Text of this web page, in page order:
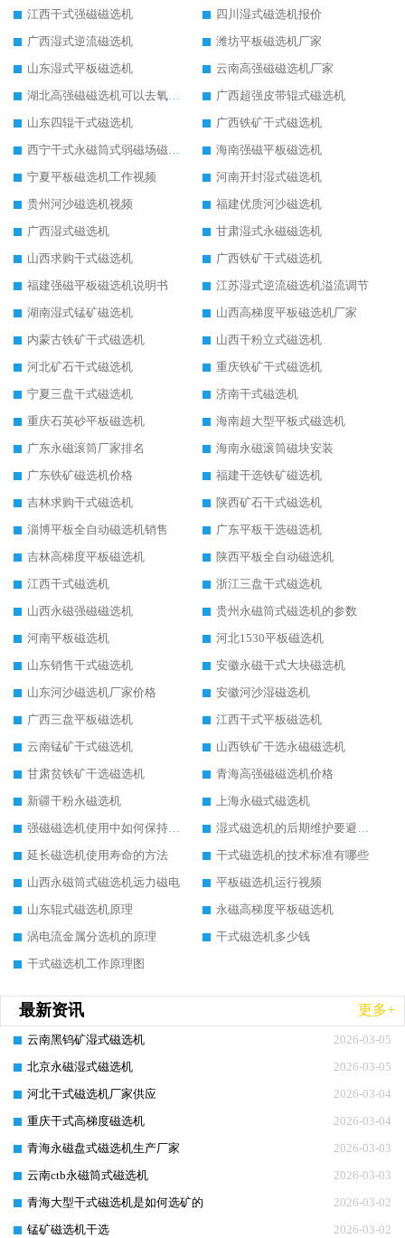
江西干式强磁磁选机
四川湿式磁选机报价
广西湿式逆流磁选机
潍坊平板磁选机厂家
山东湿式平板磁选机
云南高强磁磁选机厂家
湖北高强磁磁选机可以去氧化铝
广西超强皮带辊式磁选机
山东四辊干式磁选机
广西铁矿干式磁选机
西宁干式永磁筒式弱磁场磁选机结构图
海南强磁平板磁选机
宁夏平板磁选机工作视频
河南开封湿式磁选机
贵州河沙磁选机视频
福建优质河沙磁选机
广西湿式磁选机
甘肃湿式永磁磁选机
山西求购干式磁选机
广西铁矿干式磁选机
福建强磁平板磁选机说明书
江苏湿式逆流磁选机溢流调节
湖南湿式锰矿磁选机
山西高梯度平板磁选机厂家
内蒙古铁矿干式磁选机
山西干粉立式磁选机
河北矿石干式磁选机
重庆铁矿干式磁选机
宁夏三盘干式磁选机
济南干式磁选机
重庆石英砂平板磁选机
海南超大型平板式磁选机
广东永磁滚筒厂家排名
海南永磁滚筒磁块安装
广东铁矿磁选机价格
福建干选铁矿磁选机
吉林求购干式磁选机
陕西矿石干式磁选机
淄博平板全自动磁选机销售
广东平板干选磁选机
吉林高梯度平板磁选机
陕西平板全自动磁选机
江西干式磁选机
浙江三盘干式磁选机
山西永磁强磁磁选机
贵州永磁筒式磁选机的参数
河南平板磁选机
河北1530平板磁选机
山东销售干式磁选机
安徽永磁干式大块磁选机
山东河沙磁选机厂家价格
安徽河沙湿磁选机
广西三盘平板磁选机
江西干式平板磁选机
云南锰矿干式磁选机
山西铁矿干选永磁磁选机
甘肃贫铁矿干选磁选机
青海高强磁磁选机价格
新疆干粉永磁选机
上海永磁式磁选机
强磁磁选机使用中如何保持其顺畅运行
湿式磁选机的后期维护要避开哪些坑
延长磁选机使用寿命的方法
干式磁选机的技术标准有哪些
山西永磁筒式磁选机远力磁电
平板磁选机运行视频
山东辊式磁选机原理
永磁高梯度平板磁选机
涡电流金属分选机的原理
干式磁选机多少钱
干式磁选机工作原理图
最新资讯 更多+
2026-03-05
云南黑钨矿湿式磁选机
2026-03-05
北京永磁湿式磁选机
2026-03-04
河北干式磁选机厂家供应
2026-03-04
重庆干式高梯度磁选机
2026-03-03
青海永磁盘式磁选机生产厂家
2026-03-03
云南ctb永磁筒式磁选机
2026-03-02
青海大型干式磁选机是如何选矿的
2026-03-02
锰矿磁选机干选